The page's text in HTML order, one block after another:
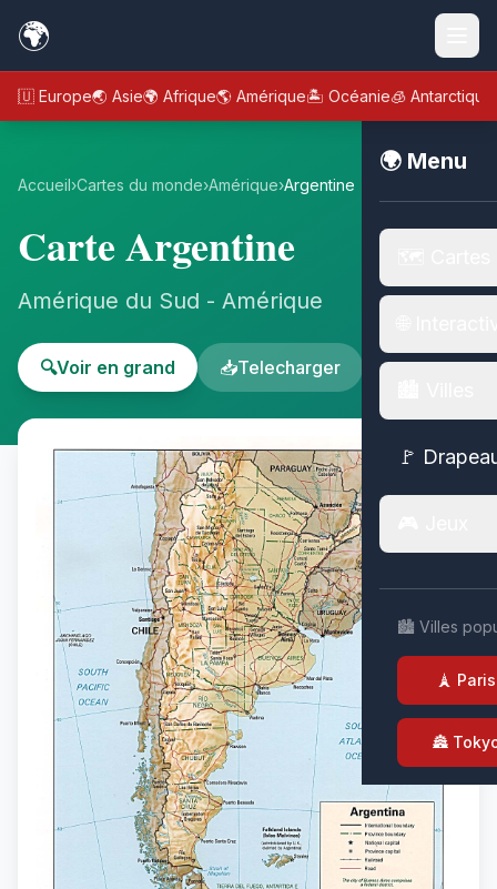
🌍
🇪🇺 Europe🌏 Asie🌍 Afrique🌎 Amérique🏝️ Océanie🧊 Antarctique
🌍 Menu
🚩
🏙️ Villes
🗼 Paris
🏯
Accueil›Cartes du monde›Amérique›Argentine
Carte Argentine
Amérique du Sud - Amérique
🔍Voir en grand 📥Telecharger